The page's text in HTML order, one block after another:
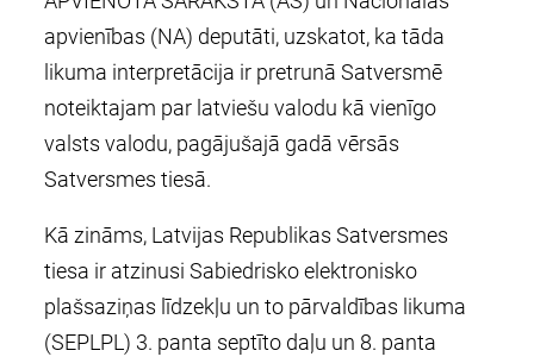
apvienības (NA) deputāti, uzskatot, ka tāda
likuma interpretācija ir pretrunā Satversmē
noteiktajam par latviešu valodu kā vienīgo
valsts valodu, pagājušajā gadā vērsās
Satversmes tiesā.
Kā zināms, Latvijas Republikas Satversmes
tiesa ir atzinusi Sabiedrisko elektronisko
plašsaziņas līdzekļu un to pārvaldības likuma
(SEPLPL) 3. panta septīto daļu un 8. panta